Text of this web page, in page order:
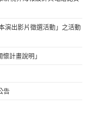
演出影片徵選活動」之活動
計畫說明」
告